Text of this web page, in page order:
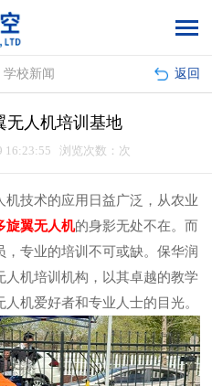
返回
学校新闻
无人机培训基地
16:23:55 浏览次数： 次
技术的应用日益广泛，从农业
旋翼无人机的身影无处不在。而
专业的培训不可或缺。保华润
机培训机构，以其卓越的教学
机爱好者和专业人士的目光。